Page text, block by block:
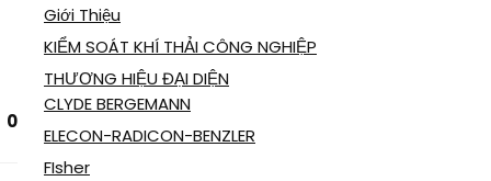
0
Giới Thiệu
KIỂM SOÁT KHÍ THẢI CÔNG NGHIỆP
THƯƠNG HIỆU ĐẠI DIỆN
CLYDE BERGEMANN
ELECON-RADICON-BENZLER
FIsher